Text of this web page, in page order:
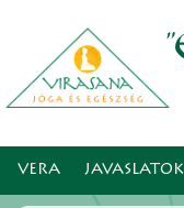
VERA JAVASLATOK